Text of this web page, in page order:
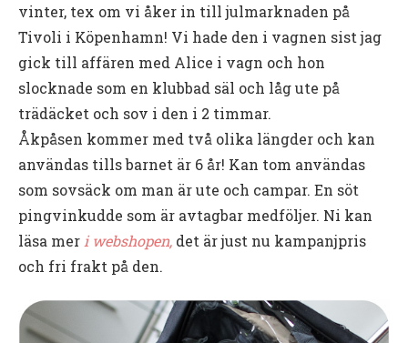
vinter, tex om vi åker in till julmarknaden på
Tivoli i Köpenhamn! Vi hade den i vagnen sist jag
gick till affären med Alice i vagn och hon
slocknade som en klubbad säl och låg ute på
trädäcket och sov i den i 2 timmar.
Åkpåsen kommer med två olika längder och kan
användas tills barnet är 6 år! Kan tom användas
som sovsäck om man är ute och campar. En söt
pingvinkudde som är avtagbar medföljer. Ni kan
läsa mer i webshopen, det är just nu kampanjpris
och fri frakt på den.